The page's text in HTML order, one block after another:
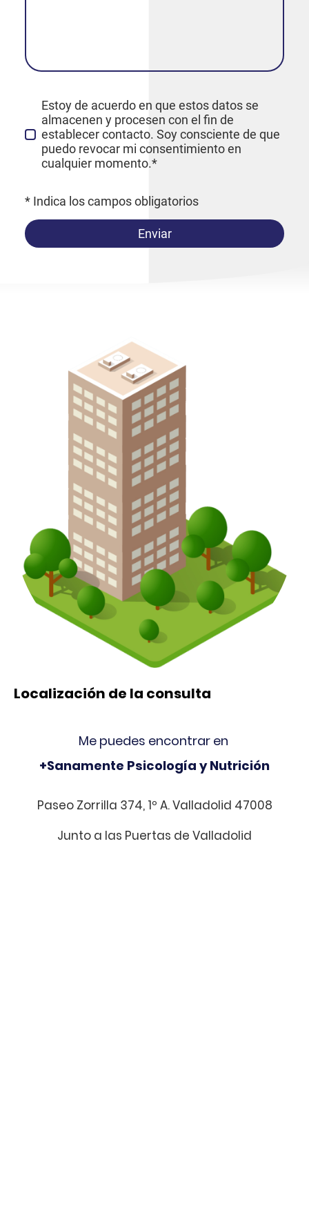
Estoy de acuerdo en que estos datos se
almacenen y procesen con el fin de
establecer contacto. Soy consciente de que
puedo revocar mi consentimiento en
cualquier momento.*
* Indica los campos obligatorios
Enviar
Localización de la consulta
Me puedes encontrar en
+Sanamente Psicología y Nutrición
Paseo Zorrilla 374, 1º A. Valladolid 47008
Junto a las Puertas de Valladolid